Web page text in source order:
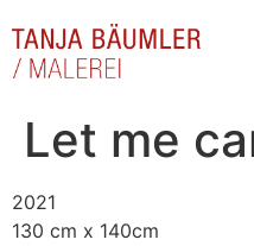
Let me
2021
130 cm x 140cm